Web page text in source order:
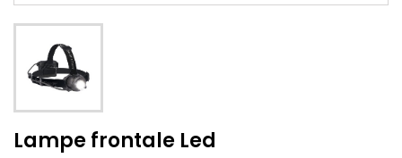
Lampe frontale Led